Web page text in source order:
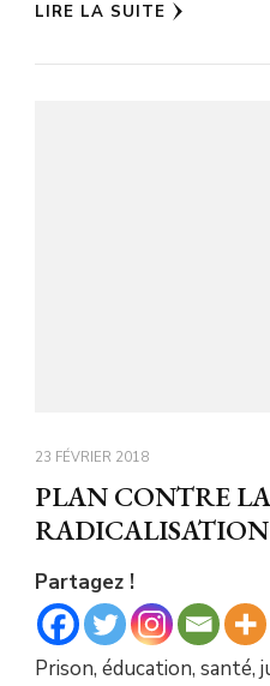
LIRE LA SUITE
23 FÉVRIER 2018
PLAN CONTRE LA
Partagez !
Prison, éducation, santé,